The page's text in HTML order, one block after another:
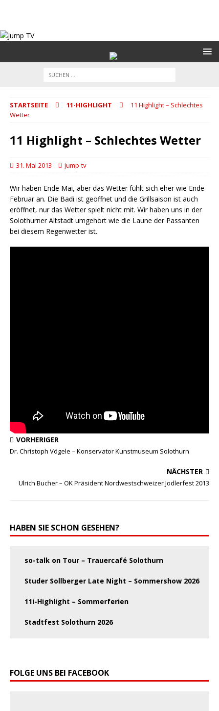
STARTSEITE 11-HIGHLIGHT
11 Highlight – Schlechtes
Wetter
11 Highlight – Schlechtes Wetter
31. Mai 2013 jump-tv
Wir haben Ende Mai, aber das Wetter fühlt sich eher wie Ende
Februar an. Die Badi ist geöffnet und die Grillsaison ist auch
eröffnet, nur das Wetter spielt nicht mit. Wir haben uns in der
Solothurner Altstadt umgehört wie die Laune der Passanten
bei diesem Regenwetter ist.
VORHERIGER
Dr. Christoph Vögele – Konservator Kunstmuseum Solothurn
NÄCHSTER
Ulrich Bucher – OK Präsident Nordwestschweizer Jodlerfest 2013
HABEN SIE SCHON GESEHEN?
so-talk on Tour – Trauercafé Solothurn
Studer Sollberger Late Night – Sommershow 2026
11i-Highlight – Sommerferien
Stadtfest Solothurn 2026
FOLGE UNS BEI FACEBOOK